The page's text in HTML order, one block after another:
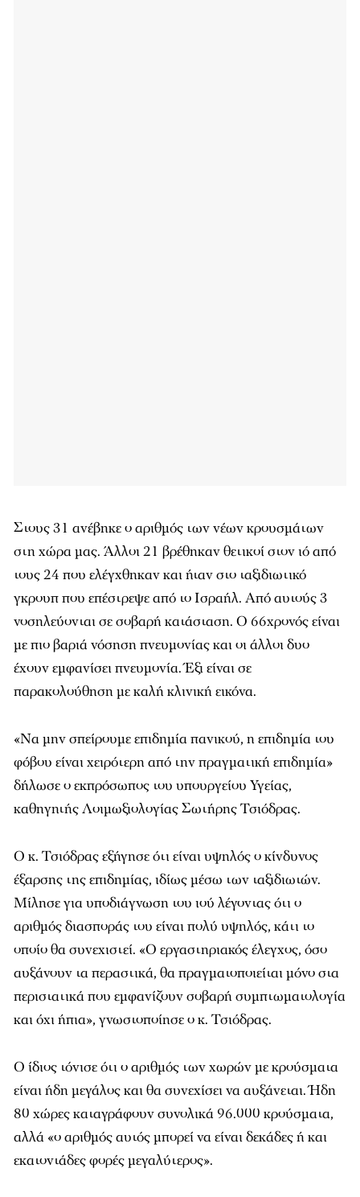
Στους 31 ανέβηκε ο αριθμός των νέων κρουσμάτων
στη χώρα μας. Άλλοι 21 βρέθηκαν θετικοί στον ιό από
τους 24 που ελέγχθηκαν και ήταν στο ταξιδιωτικό
γκρουπ που επέστρεψε από το Ισραήλ. Από αυτούς 3
νοσηλεύονται σε σοβαρή κατάσταση. Ο 66χρονός είναι
με πιο βαριά νόσηση πνευμονίας και οι άλλοι δυο
έχουν εμφανίσει πνευμονία. Έξι είναι σε
παρακολούθηση με καλή κλινική εικόνα.
«Να μην σπείρουμε επιδημία πανικού, η επιδημία του
φόβου είναι χειρότερη από την πραγματική επιδημία»
δήλωσε ο εκπρόσωπος του υπουργείου Υγείας,
καθηγητής Λοιμωξιολογίας Σωτήρης Τσιόδρας.
Ο κ. Τσιόδρας εξήγησε ότι είναι υψηλός ο κίνδυνος
έξαρσης της επιδημίας, ιδίως μέσω των ταξιδιωτών.
Μίλησε για υποδιάγνωση του ιού λέγοντας ότι ο
αριθμός διασποράς του είναι πολύ υψηλός, κάτι το
οποίο θα συνεχιστεί. «Ο εργαστηριακός έλεγχος, όσο
αυξάνουν τα περαστικά, θα πραγματοποιείται μόνο στα
περιστατικά που εμφανίζουν σοβαρή συμπτωματολογία
και όχι ήπια», γνωστοποίησε ο κ. Τσιόδρας.
Ο ίδιος τόνισε ότι ο αριθμός των χωρών με κρούσματα
είναι ήδη μεγάλος και θα συνεχίσει να αυξάνεται. Ήδη
80 χώρες καταγράφουν συνολικά 96.000 κρούσματα,
αλλά «ο αριθμός αυτός μπορεί να είναι δεκάδες ή και
εκατοντάδες φορές μεγαλύτερος».